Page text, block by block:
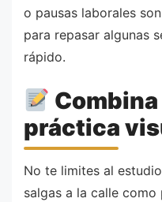
o pausas laborales
para repasar algunas
rápido.
práctica
No te limites al
salgas a la calle